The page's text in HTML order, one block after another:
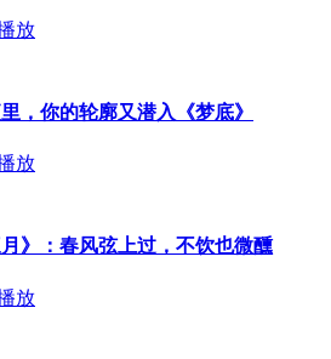
放
，你的轮廓又潜入《梦底》
放
》：春风弦上过，不饮也微醺
放